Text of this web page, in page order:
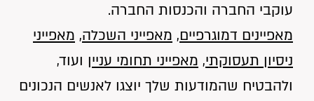
עוקבי החברה והכנסות החברה.
מאפיינים דמוגרפיים, מאפייני השכלה, מאפייני
ניסיון תעסוקתי, מאפייני תחומי עניין ועוד,
ולהבטיח שהמודעות שלך יוצגו לאנשים הנכונים